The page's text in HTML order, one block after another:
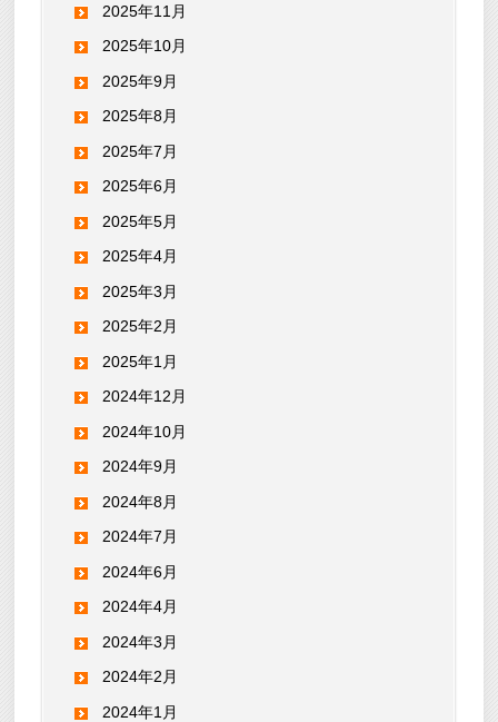
2025年11月
2025年10月
2025年9月
2025年8月
2025年7月
2025年6月
2025年5月
2025年4月
2025年3月
2025年2月
2025年1月
2024年12月
2024年10月
2024年9月
2024年8月
2024年7月
2024年6月
2024年4月
2024年3月
2024年2月
2024年1月